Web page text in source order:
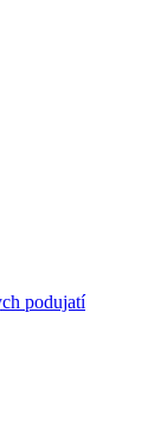
podujatí